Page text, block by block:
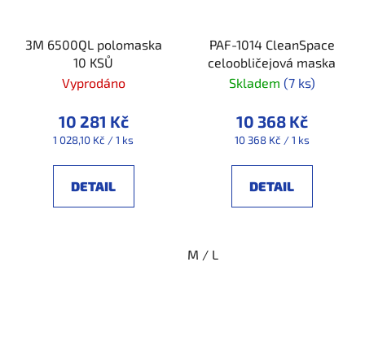
3M 6500QL polomaska
10 KSŮ
Vyprodáno
10 281 Kč
Měrná
1 028,10 Kč / 1 ks
DETAIL
PAF-1014 CleanSpace
celoobličejová maska
Skladem (7 ks)
10 368 Kč
Měrná
10 368 Kč / 1 ks
DETAIL
M / L